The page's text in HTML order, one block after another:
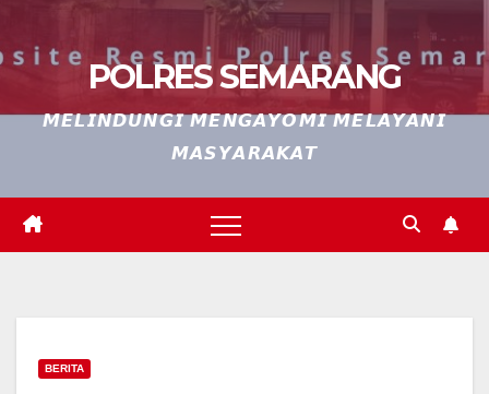
POLRES SEMARANG
𝙈𝙀𝙇𝙄𝙉𝘿𝙐𝙉𝙂𝙄 𝙈𝙀𝙉𝙂𝘼𝙔𝙊𝙈𝙄 𝙈𝙀𝙇𝘼𝙔𝘼𝙉𝙄
𝙈𝘼𝙎𝙔𝘼𝙍𝘼𝙆𝘼𝙏
BERITA